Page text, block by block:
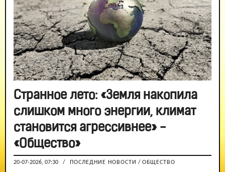
Странное лето: «Земля накопила
слишком много энергии, климат
становится агрессивнее» -
«Общество»
20-07-2026, 07:30 / ПОСЛЕДНИЕ НОВОСТИ / ОБЩЕСТВО